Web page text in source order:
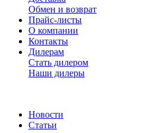
Обмен и возврат
Прайс-листы
О компании
Контакты
Дилерам
Стать дилером
Наши дилеры
Новости
Статьи